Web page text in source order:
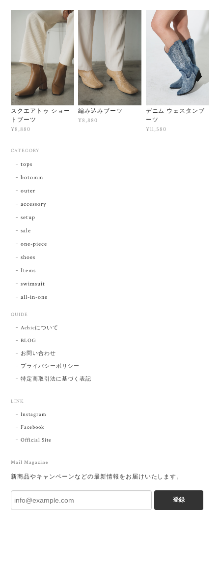
スクエアトゥ ショー
トブーツ
¥8,880
編み込みブーツ
¥8,880
デニム ウェスタンブ
ーツ
¥11,580
CATEGORY
tops
botomm
outer
accessory
setup
sale
one-piece
shoes
Items
swimsuit
all-in-one
GUIDE
Achicについて
BLOG
お問い合わせ
プライバシーポリシー
特定商取引法に基づく表記
LINK
Instagram
Facebook
Official Site
Mail Magazine
新商品やキャンペーンなどの最新情報をお届けいたします。
登録